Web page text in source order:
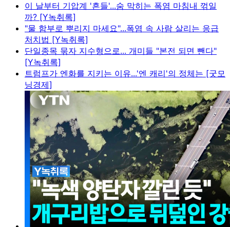
이 날부터 기압계 '흔들'...숨 막히는 폭염 마침내 꺾일
까? [Y녹취록]
"물 함부로 뿌리지 마세요"...폭염 속 사람 살리는 응급
처치법 [Y녹취록]
단일종목 묶자 지수형으로... 개미들 "본전 되면 뺀다"
[Y녹취록]
트럼프가 엔화를 지키는 이유...'엔 캐리'의 정체는 [굿모
닝경제]